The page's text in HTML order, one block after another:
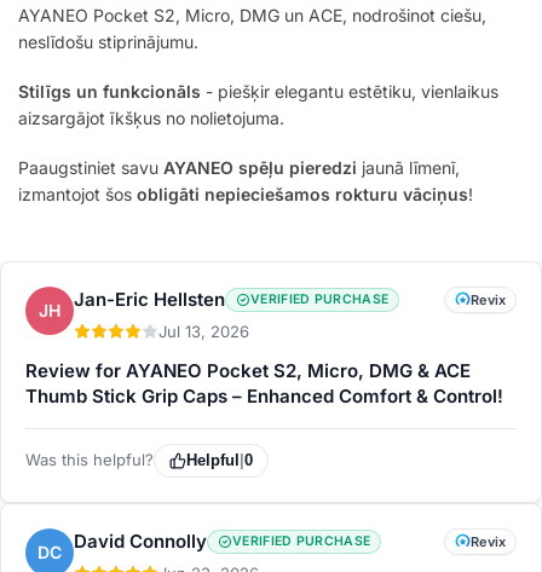
AYANEO Pocket S2, Micro, DMG un ACE, nodrošinot ciešu,
neslīdošu stiprinājumu.
Stilīgs un funkcionāls - piešķir elegantu estētiku, vienlaikus
aizsargājot īkšķus no nolietojuma.
Paaugstiniet savu AYANEO spēļu pieredzi jaunā līmenī,
izmantojot šos obligāti nepieciešamos rokturu vāciņus!
JH Jan-Eric Hellsten VERIFIED PURCHASE
Jul 13, 2026
Revix
Review for AYANEO Pocket S2, Micro, DMG & ACE
Thumb Stick Grip Caps – Enhanced Comfort & Control!
Was this helpful? Helpful 0
DC David Connolly VERIFIED PURCHASE Revix